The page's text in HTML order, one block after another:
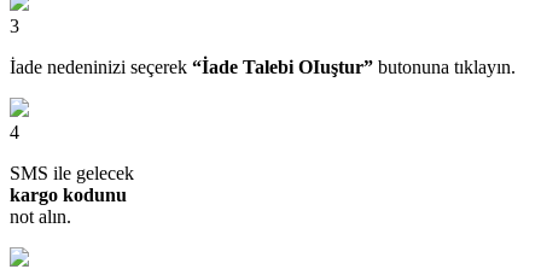
3
İade nedeninizi seçerek “İade Talebi OIuştur” butonuna tıklayın.
4
SMS ile gelecek
kargo kodunu
not alın.